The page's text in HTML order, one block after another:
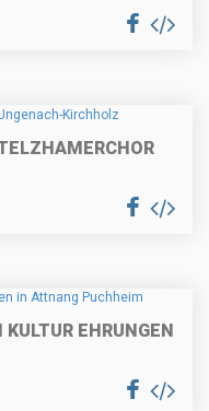
EHRUNGEN